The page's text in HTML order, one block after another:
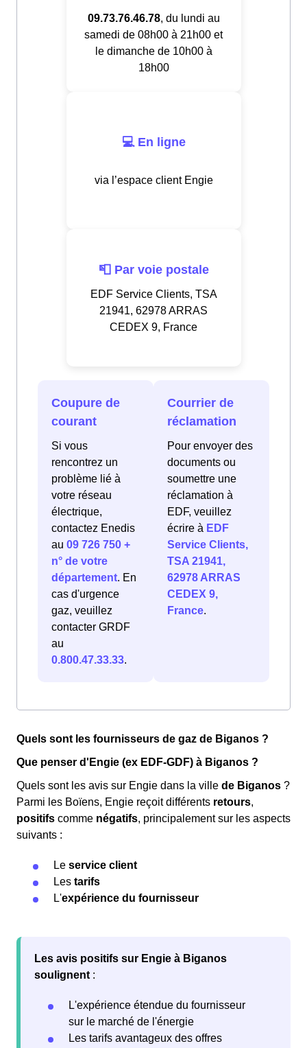
09.73.76.46.78, du lundi au
samedi de 08h00 à 21h00 et
le dimanche de 10h00 à
18h00
💻 En ligne
via l’espace client Engie
📮 Par voie postale
EDF Service Clients, TSA
21941, 62978 ARRAS
CEDEX 9, France
Coupure de
courant
Si vous
rencontrez un
problème lié à
votre réseau
électrique,
contactez Enedis
au 09 726 750 +
n° de votre
département. En
cas d'urgence
gaz, veuillez
contacter GRDF
au
0.800.47.33.33.
Courrier de
réclamation
Pour envoyer des
documents ou
soumettre une
réclamation à
EDF, veuillez
écrire à EDF
Service Clients,
TSA 21941,
62978 ARRAS
CEDEX 9,
France.
Quels sont les fournisseurs de gaz de Biganos ?
Que penser d'Engie (ex EDF-GDF) à Biganos ?
Quels sont les avis sur Engie dans la ville de Biganos ?
Parmi les Boïens, Engie reçoit différents retours,
positifs comme négatifs, principalement sur les aspects
suivants :
Le service client
Les tarifs
L'expérience du fournisseur
Les avis positifs sur Engie à Biganos
soulignent :
L'expérience étendue du fournisseur
sur le marché de l'énergie
Les tarifs avantageux des offres